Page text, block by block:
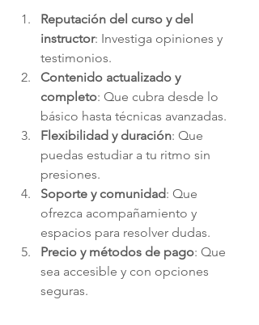
Reputación del curso y del
instructor: Investiga opiniones y
testimonios.
Contenido actualizado y
completo: Que cubra desde lo
básico hasta técnicas avanzadas.
Flexibilidad y duración: Que
puedas estudiar a tu ritmo sin
presiones.
Soporte y comunidad: Que
ofrezca acompañamiento y
espacios para resolver dudas.
Precio y métodos de pago: Que
sea accesible y con opciones
seguras.